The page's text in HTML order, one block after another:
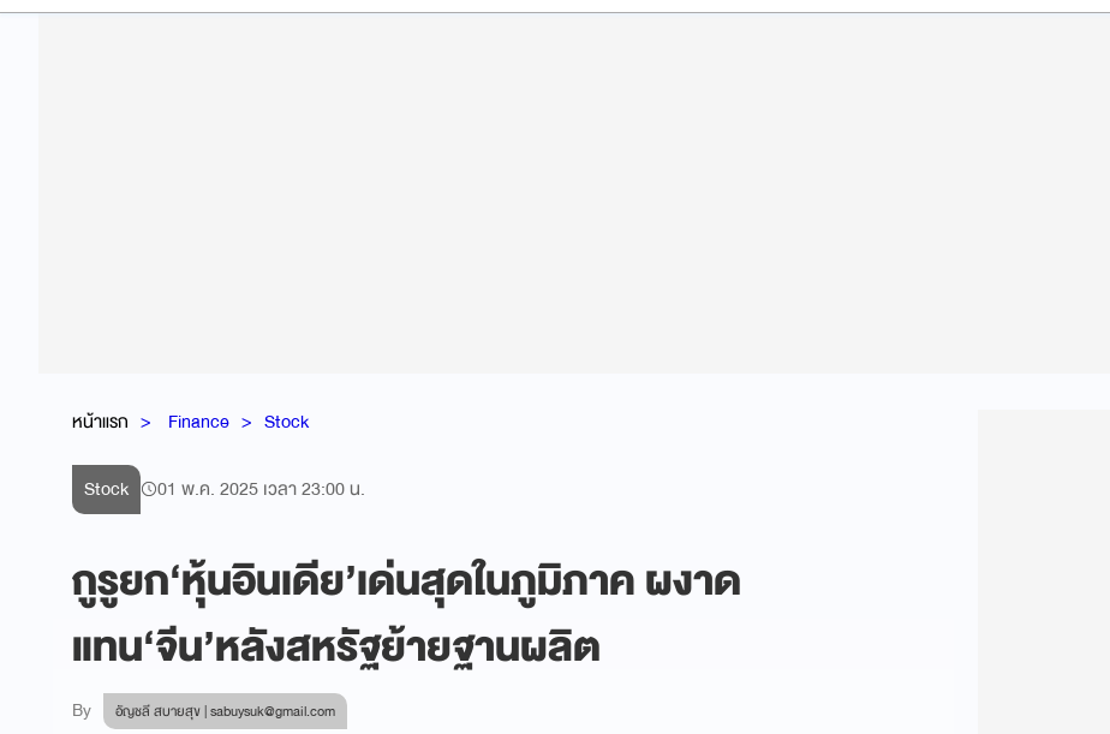
หน้าแรก Finance Stock
Stock 01 พ.ค. 2025 เวลา 23:00 น.
กูรูยก‘หุ้นอินเดีย’เด่นสุดในภูมิภาค ผงาด
แทน‘จีน’หลังสหรัฐย้ายฐานผลิต
By อัญชลี สบายสุข |sabuysuk@gmail.com